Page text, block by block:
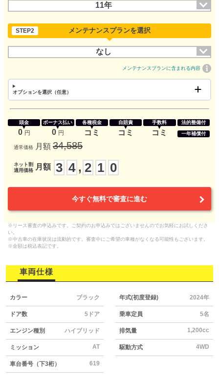
11年
STEP2 メンテナンスプランを選択
なし
メンテナンスプランに含まれる内容
オプションを選択（任意）
頭金
0 円
ボーナス払い
0 円
各種税金
コミ
自賠責
コミ
手数料
コミ
法的整備付
一年補償付
通常価格 月額 34,585
ネット割
適用価格
月額 3 4 , 2 1 0
今すぐ無料で審査に進む
※リース審査の申込みです。ご契約のお申込みではございませんのでお気軽にお試しくださ
い。
※中古車の在庫状況は流動的です。審査中にご希望の車種がなくなる可能性もございます。
※金額は税込表記です。
車両仕様
カラー ブラック 年式(初度登録) 2024年
ドア数 5ドア 乗車定員 5名
エンジン種別 ハイブリッド 排気量 1,200cc
ミッション AT 駆動方式 4WD
車台番号（下3桁） 619